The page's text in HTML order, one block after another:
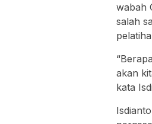
wabah
salah
akan
kata